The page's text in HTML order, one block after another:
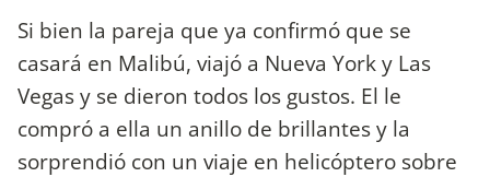
Si bien la pareja que ya confirmó que se
casará en Malibú, viajó a Nueva York y Las
Vegas y se dieron todos los gustos. El le
compró a ella un anillo de brillantes y la
sorprendió con un viaje en helicóptero sobre